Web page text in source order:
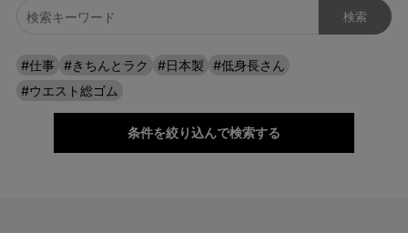
#仕事 #きちんとラク #日本製
#低身長さん
#ウエスト総ゴム
条件を絞り込んで検索する